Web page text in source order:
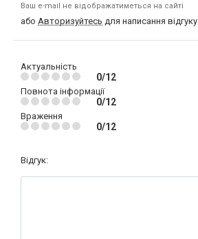
Ваш e-mail не відображатиметься на сайті
або Авторизуйтесь для написання відгуку
Актуальність
0/12
Повнота інформації
0/12
Враження
0/12
Відгук: